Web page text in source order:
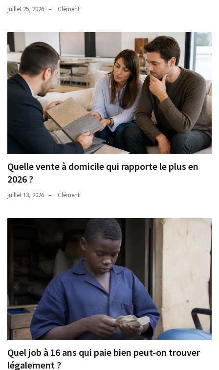
juillet 25, 2026 Clément
Quelle vente à domicile qui rapporte le plus en
2026 ?
juillet 13, 2026 Clément
Quel job à 16 ans qui paie bien peut-on trouver
légalement ?